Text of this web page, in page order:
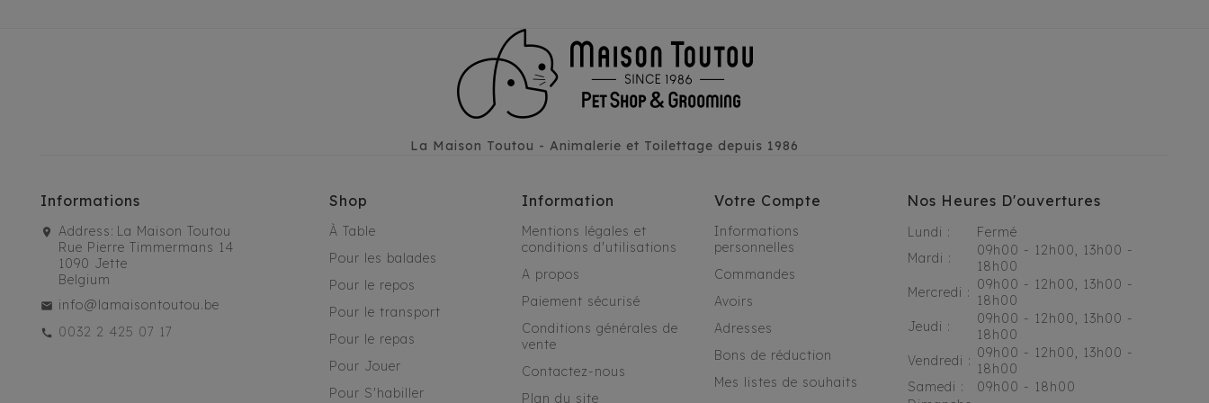
La Maison Toutou - Animalerie et Toilettage depuis 1986
Informations
Address: La Maison Toutou
Rue Pierre Timmermans 14
1090 Jette
Belgium
info@lamaisontoutou.be
0032 2 425 07 17
Shop
À Table
Pour les balades
Pour le repos
Pour le transport
Pour le repas
Pour Jouer
Pour S'habiller
Information
Mentions légales et
conditions d'utilisations
A propos
Paiement sécurisé
Conditions générales de
vente
Contactez-nous
Plan du site
Votre Compte
Informations
personnelles
Commandes
Avoirs
Adresses
Bons de réduction
Mes listes de souhaits
Nos Heures D'ouvertures
Lundi :
Fermé
Mardi :
09h00 - 12h00, 13h00 -
18h00
Mercredi : 09h00 - 12h00, 13h00 -
18h00
Jeudi :
09h00 - 12h00, 13h00 -
18h00
Vendredi : 09h00 - 12h00, 13h00 -
18h00
Samedi :
09h00 - 18h00